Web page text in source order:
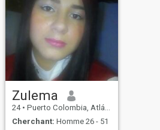
Zulema
24 • Puerto Colombia, Atlántico, Colombie
Cherchant: Homme 26 - 51